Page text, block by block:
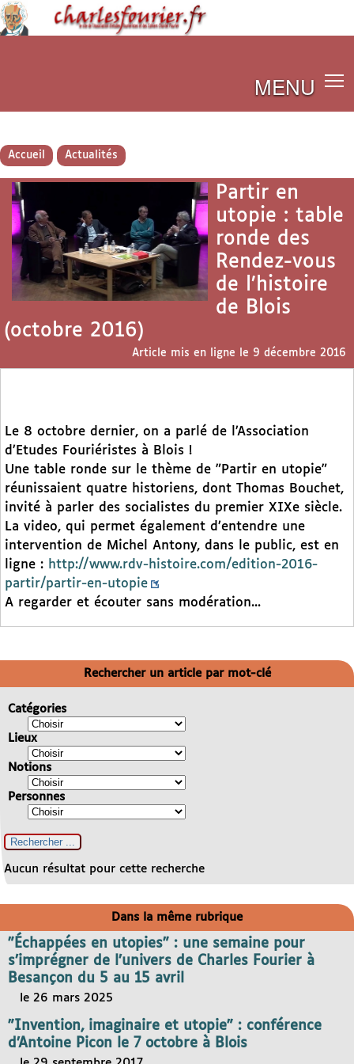
MENU
Accueil Actualités
Partir en
utopie : table
ronde des
Rendez-vous
de l’histoire
de Blois
(octobre 2016)
Article mis en ligne le 9 décembre 2016
Le 8 octobre dernier, on a parlé de l’Association
d’Etudes Fouriéristes à Blois !
Une table ronde sur le thème de "Partir en utopie"
réunissaient quatre historiens, dont Thomas Bouchet,
invité à parler des socialistes du premier XIXe siècle.
La video, qui permet également d’entendre une
intervention de Michel Antony, dans le public, est en
ligne : http://www.rdv-histoire.com/edition-2016-
partir/partir-en-utopie
A regarder et écouter sans modération...
Rechercher un article par mot-clé
Catégories
Lieux
Notions
Personnes
Aucun résultat pour cette recherche
Dans la même rubrique
"Échappées en utopies" : une semaine pour
s’imprégner de l’univers de Charles Fourier à
Besançon du 5 au 15 avril
le 26 mars 2025
"Invention, imaginaire et utopie" : conférence
d’Antoine Picon le 7 octobre à Blois